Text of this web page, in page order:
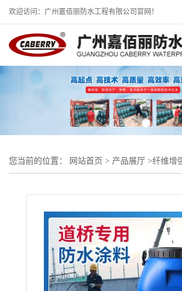
欢迎访问：广州嘉佰丽防水工程有限公司官网！
您当前的位置： 网站首页 > 产品展厅 >纤维增